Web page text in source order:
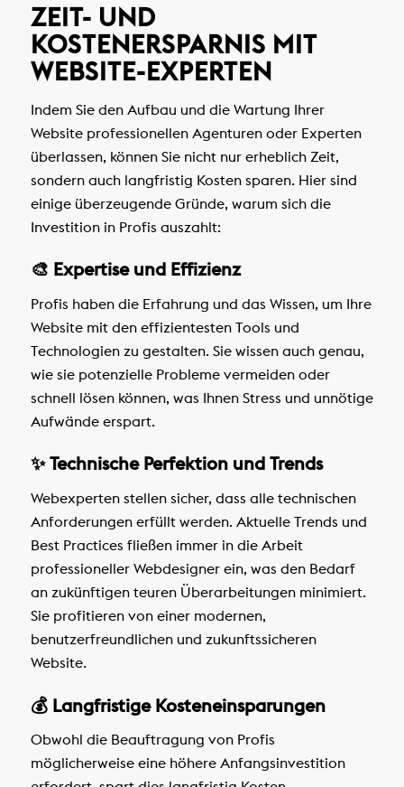
ZEIT- UND
KOSTENERSPARNIS MIT
WEBSITE-EXPERTEN
Indem Sie den Aufbau und die Wartung Ihrer
Website professionellen Agenturen oder Experten
überlassen, können Sie nicht nur erheblich Zeit,
sondern auch langfristig Kosten sparen. Hier sind
einige überzeugende Gründe, warum sich die
Investition in Profis auszahlt:
🎨 Expertise und Effizienz
Profis haben die Erfahrung und das Wissen, um Ihre
Website mit den effizientesten Tools und
Technologien zu gestalten. Sie wissen auch genau,
wie sie potenzielle Probleme vermeiden oder
schnell lösen können, was Ihnen Stress und unnötige
Aufwände erspart.
✨ Technische Perfektion und Trends
Webexperten stellen sicher, dass alle technischen
Anforderungen erfüllt werden. Aktuelle Trends und
Best Practices fließen immer in die Arbeit
professioneller Webdesigner ein, was den Bedarf
an zukünftigen teuren Überarbeitungen minimiert.
Sie profitieren von einer modernen,
benutzerfreundlichen und zukunftssicheren
Website.
💰 Langfristige Kosteneinsparungen
Obwohl die Beauftragung von Profis
möglicherweise eine höhere Anfangsinvestition